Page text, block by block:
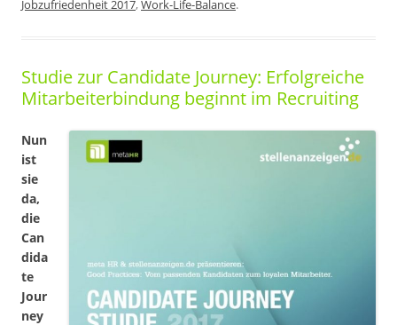
Jobzufriedenheit 2017,Work-Life-Balance.
Studie zur Candidate Journey: Erfolgreiche
Mitarbeiterbindung beginnt im Recruiting
Nun
ist
sie
da,
die
Can
dida
te
Jour
ney